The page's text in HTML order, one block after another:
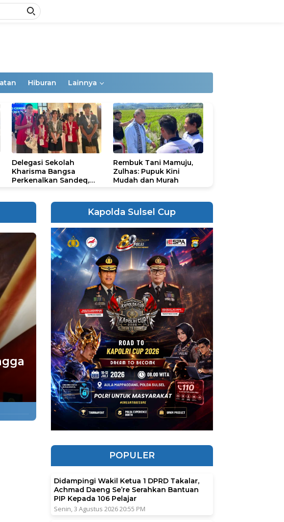
Hiburan Lainnya
Delegasi Sekolah
Kharisma Bangsa
Perkenalkan Sandeq,
STEAM Olympiad 2026
Rembuk Tani Mamuju,
Zulhas: Pupuk Kini
Mudah dan Murah
Kapolda Sulsel Cup
POPULER
Didampingi Wakil Ketua 1 DPRD Takalar,
Achmad Daeng Se’re Serahkan Bantuan
PIP Kepada 106 Pelajar
Senin, 3 Agustus 2026 20:55 PM